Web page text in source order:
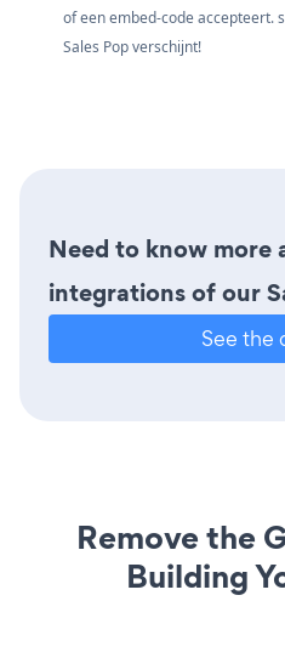
of een embed-code accepteert.
Sales Pop verschijnt!
Need to know more
integrations of our
See the
Remove the
Building